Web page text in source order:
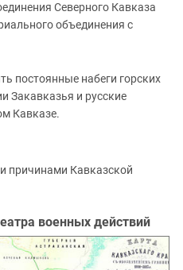
Северного Кавказа
объединения с
постоянные набеги горских
Закавказья и русские
Кавказе.
причинами Кавказской
военных действий